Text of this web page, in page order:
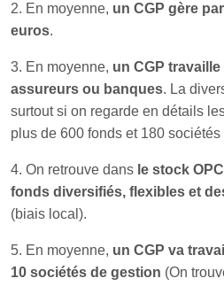
2. En moyenne, un CGP gère
euros.
3. En moyenne, un CGP
assureurs ou banques. La
surtout si on regarde en détails
plus de 600 fonds et 180 sociétés
4. On retrouve dans le stock
fonds diversifiés, flexibles et
(biais local).
5. En moyenne, un CGP va
10 sociétés de gestion (On